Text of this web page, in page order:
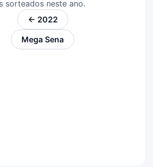
sorteados neste ano.
← 2022
Mega Sena